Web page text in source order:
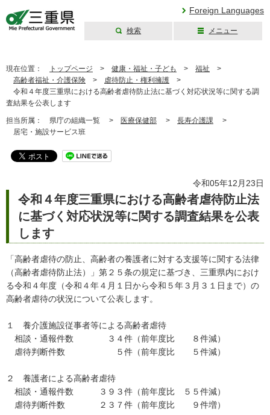
Foreign Languages
検索 メニュー
現在位置： トップページ > 健康・福祉・子ども > 福祉 >
高齢者福祉・介護保険 > 虐待防止・権利擁護 >
令和４年度三重県における高齢者虐待防止法に基づく対応状況等に関する調
査結果を公表します
担当所属： 県庁の組織一覧 > 医療保健部 > 長寿介護課 >
居宅・施設サービス班
令和05年12月23日
令和４年度三重県における高齢者虐待防止法
に基づく対応状況等に関する調査結果を公表
します
「高齢者虐待の防止、高齢者の養護者に対する支援等に関する法律
（高齢者虐待防止法）」第２５条の規定に基づき、三重県内におけ
る令和４年度（令和４年４月１日から令和５年３月３１日まで）の
高齢者虐待の状況について公表します。
１ 養介護施設従事者等による高齢者虐待
相談・通報件数 ３４件（前年度比 ８件減）
虐待判断件数 ５件（前年度比 ５件減）
２ 養護者による高齢者虐待
相談・通報件数 ３９３件（前年度比 ５５件減）
虐待判断件数 ２３７件（前年度比 ９件増）